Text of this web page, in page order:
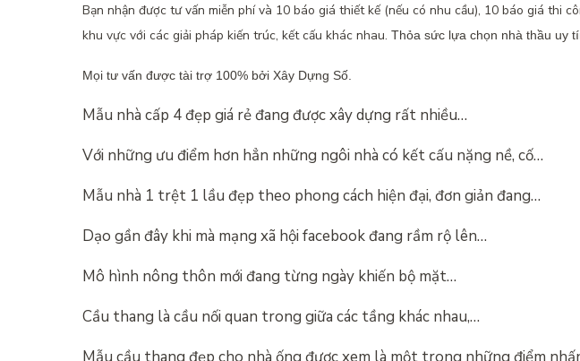
Bạn nhận được tư vấn miễn phí và 10 báo giá thiết kế (nếu có nhu cầu), 10 báo giá thi
khu vực với các giải pháp kiến trúc, kết cấu khác nhau. Thỏa sức lựa chọn nhà thầu uy
Mọi tư vấn được tài trợ 100% bởi Xây Dựng Số.
Mẫu nhà cấp 4 đẹp giá rẻ đang được xây dựng rất nhiều…
Với những ưu điểm hơn hẳn những ngôi nhà có kết cấu nặng nề, cố…
Mẫu nhà 1 trệt 1 lầu đẹp theo phong cách hiện đại, đơn giản đang…
Dạo gần đây khi mà mạng xã hội facebook đang rầm rộ lên…
Mô hình nông thôn mới đang từng ngày khiến bộ mặt…
Cầu thang là cầu nối quan trong giữa các tầng khác nhau,…
Mẫu cầu thang đẹp cho nhà ống được xem là một trong những điểm